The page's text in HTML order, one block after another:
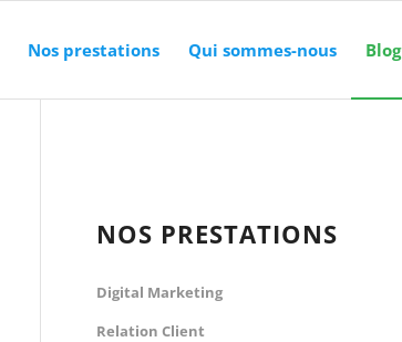
Nos prestations Qui sommes-nous Blog
NOS PRESTATIONS
Digital Marketing
Relation Client